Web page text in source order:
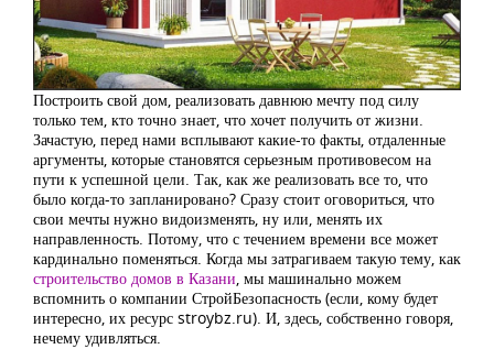
Построить свой дом, реализовать давнюю мечту под силу
только тем, кто точно знает, что хочет получить от жизни.
Зачастую, перед нами всплывают какие-то факты, отдаленные
аргументы, которые становятся серьезным противовесом на
пути к успешной цели. Так, как же реализовать все то, что
было когда-то запланировано? Сразу стоит оговориться, что
свои мечты нужно видоизменять, ну или, менять их
направленность. Потому, что с течением времени все может
кардинально поменяться. Когда мы затрагиваем такую тему, как
строительство домов в Казани , мы машинально можем
вспомнить о компании СтройБезопасность (если, кому будет
интересно, их ресурс stroybz.ru). И, здесь, собственно говоря,
нечему удивляться.